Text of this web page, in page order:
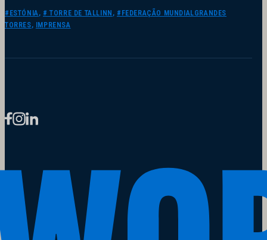
#ESTÓNIA, # TORRE DE TALLINN , #FEDERAÇÃO MUNDIALGRANDES
TORRES, IMPRENSA